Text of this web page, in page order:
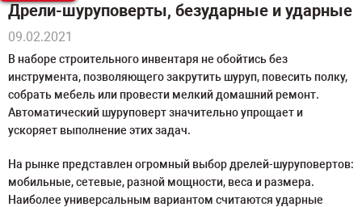
Дрели-шуруповерты, безударные и ударные
09.02.2021
В наборе строительного инвентаря не обойтись без
инструмента, позволяющего закрутить шуруп, повесить полку,
собрать мебель или провести мелкий домашний ремонт.
Автоматический шуруповерт значительно упрощает и
ускоряет выполнение этих задач.
На рынке представлен огромный выбор дрелей-шуруповертов:
мобильные, сетевые, разной мощности, веса и размера.
Наиболее универсальным вариантом считаются ударные